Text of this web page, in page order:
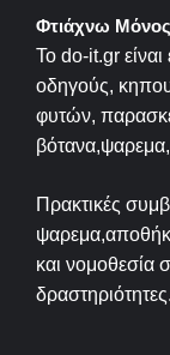
Φτιάχνω
Το do-it.gr
οδηγούς,
φυτών,
Πρακτικές
και νομοθεσία
δραστηριότητες.